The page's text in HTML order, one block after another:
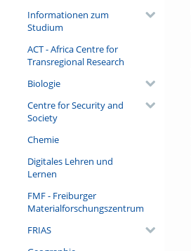
Informationen zum
Studium
ACT - Africa Centre for
Transregional Research
Biologie
Centre for Security and
Society
Chemie
Digitales Lehren und
Lernen
FMF - Freiburger
Materialforschungszentrum
FRIAS